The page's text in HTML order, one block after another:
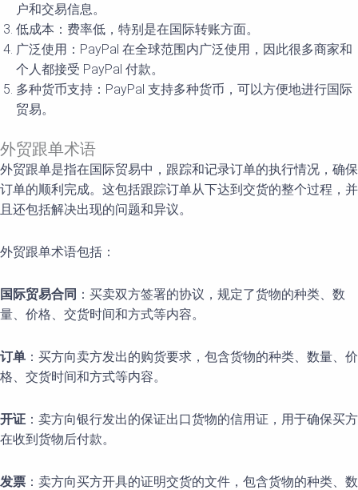
户和交易信息。
低成本：费率低，特别是在国际转账方面。
广泛使用：PayPal 在全球范围内广泛使用，因此很多商家和
个人都接受 PayPal 付款。
多种货币支持：PayPal 支持多种货币，可以方便地进行国际
贸易。
外贸跟单术语
外贸跟单是指在国际贸易中，跟踪和记录订单的执行情况，确保
订单的顺利完成。这包括跟踪订单从下达到交货的整个过程，并
且还包括解决出现的问题和异议。
外贸跟单术语包括：
国际贸易合同 ：买卖双方签署的协议，规定了货物的种类、数
量、价格、交货时间和方式等内容。
订单 ：买方向卖方发出的购货要求，包含货物的种类、数量、价
格、交货时间和方式等内容。
开证 ：卖方向银行发出的保证出口货物的信用证，用于确保买方
在收到货物后付款。
发票 ：卖方向买方开具的证明交货的文件，包含货物的种类、数